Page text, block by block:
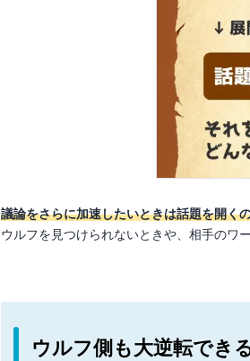
議論をさらに加速したいときは話題を開く
ウルフを見つけられないときや、相手のワ
ウルフ側も大逆転でき